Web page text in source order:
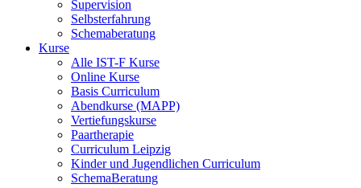
Supervision
Selbsterfahrung
Schemaberatung
Kurse
Alle IST-F Kurse
Online Kurse
Basis Curriculum
Abendkurse (MAPP)
Vertiefungskurse
Paartherapie
Curriculum Leipzig
Kinder und Jugendlichen Curriculum
SchemaBeratung